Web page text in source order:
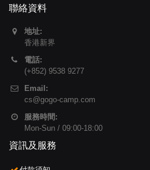
聯絡資料
地址:
香港新界
電話:
(+852) 9538 9277
Email:
cs@gogo-camp.com
服務時間:
Mon-Sun / 09:00-18:00
資訊及服務